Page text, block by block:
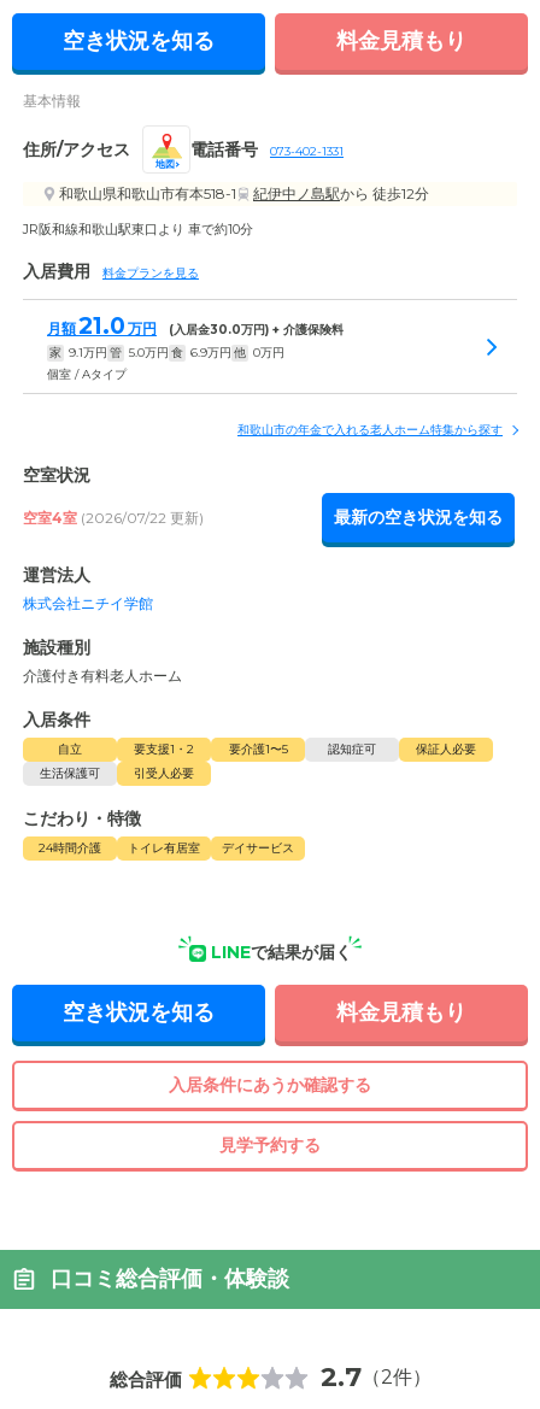
空き状況を知る 料金見積もり
基本情報
住所/アクセス
地図
電話番号 073-402-1331
和歌山県和歌山市有本518-1 紀伊中ノ島駅から 徒歩12分
JR阪和線和歌山駅東口より 車で約10分
入居費用 料金プランを見る
月額21.0 万円 (入居金30.0万円) + 介護保険料
家 9.1万円 管 5.0万円 食 6.9万円 他 0万円
個室 / Aタイプ
和歌山市の年金で入れる老人ホーム特集から探す
空室状況
空室4室 (2026/07/22 更新) 最新の空き状況を知る
運営法人
株式会社ニチイ学館
施設種別
介護付き有料老人ホーム
入居条件
自立 要支援1・2 要介護1〜5 認知症可
保証人必要
生活保護可
引受人必要
こだわり・特徴
24時間介護 トイレ有居室 デイサービス
LINEで結果が届く
空き状況を知る 料金見積もり
入居条件にあうか確認する
見学予約する
口コミ総合評価・体験談
総合評価 2.7（2件）